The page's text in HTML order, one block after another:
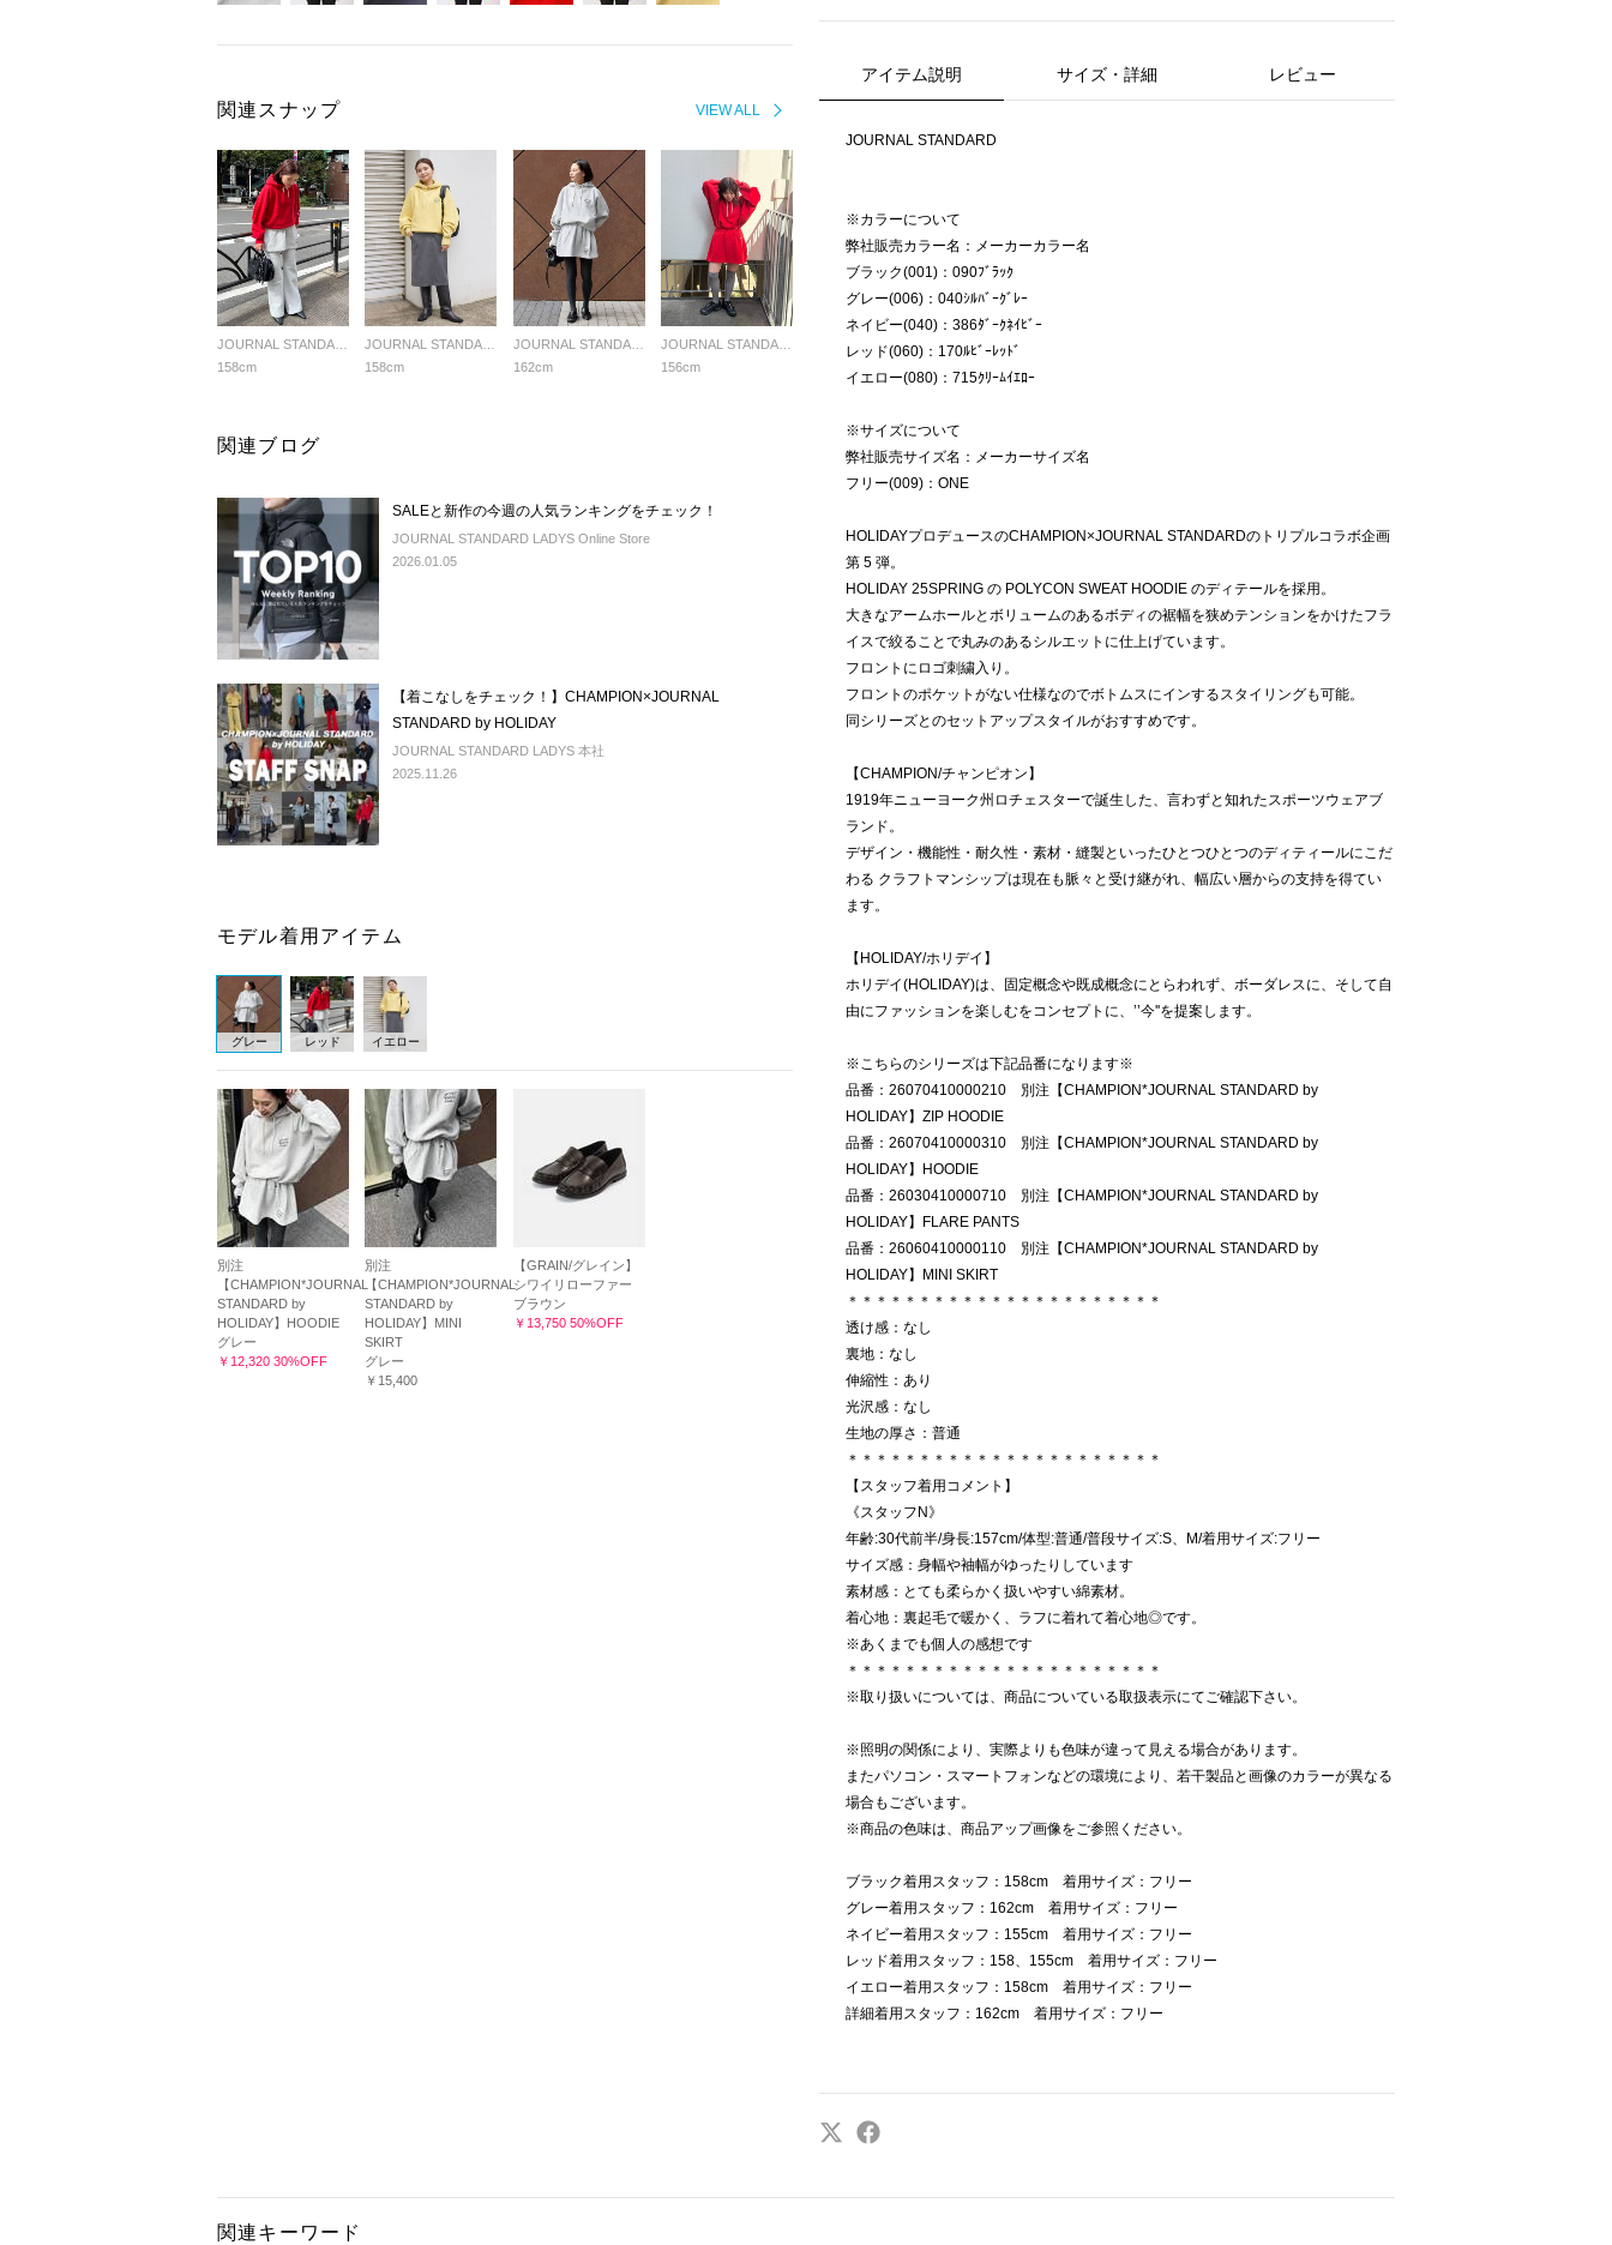
VIEW ALL
関連スナップ
158cm
158cm
JOURNAL STANDARD LADYS
162cm
JOURNAL STANDARD LADYS
156cm
関連ブログ
SALEと新作の今週の人気ランキングをチェック！
JOURNAL STANDARD LADYS Online Store
2026.01.05
【着こなしをチェック！】CHAMPION×JOURNAL
STANDARD by HOLIDAY
JOURNAL STANDARD LADYS 本社
2025.11.26
モデル着用アイテム
グレー レッド イエロー
別注
【CHAMPION*JOURNAL
STANDARD by
HOLIDAY】HOODIE
グレー
￥12,320 30%OFF
別注
【CHAMPION*JOURNAL
STANDARD by
HOLIDAY】MINI
SKIRT
グレー
￥15,400
【GRAIN/グレイン】
シワイリローファー
ブラウン
￥13,750 50%OFF
アイテム説明 サイズ・詳細 レビュー
JOURNAL STANDARD
※カラーについて
弊社販売カラー名：メーカーカラー名
ブラック(001)：090ﾌﾞﾗｯｸ
グレー(006)：040ｼﾙﾊﾞｰｸﾞﾚｰ
ネイビー(040)：386ﾀﾞｰｸﾈｲﾋﾞｰ
レッド(060)：170ﾙﾋﾞｰﾚｯﾄﾞ
イエロー(080)：715ｸﾘｰﾑｲｴﾛｰ
※サイズについて
弊社販売サイズ名：メーカーサイズ名
フリー(009)：ONE
HOLIDAYプロデュースのCHAMPION×JOURNAL STANDARDのトリプルコラボ企画
第 5 弾。
HOLIDAY 25SPRING の POLYCON SWEAT HOODIE のディテールを採用。
大きなアームホールとボリュームのあるボディの裾幅を狭めテンションをかけたフラ
イスで絞ることで丸みのあるシルエットに仕上げています。
フロントにロゴ刺繍入り。
フロントのポケットがない仕様なのでボトムスにインするスタイリングも可能。
同シリーズとのセットアップスタイルがおすすめです。
【CHAMPION/チャンピオン】
1919年ニューヨーク州ロチェスターで誕生した、言わずと知れたスポーツウェアブ
ランド。
デザイン・機能性・耐久性・素材・縫製といったひとつひとつのディティールにこだ
わる クラフトマンシップは現在も脈々と受け継がれ、幅広い層からの支持を得てい
ます。
【HOLIDAY/ホリデイ】
ホリデイ(HOLIDAY)は、固定概念や既成概念にとらわれず、ボーダレスに、そして自
由にファッションを楽しむをコンセプトに、’’今''を提案します。
※こちらのシリーズは下記品番になります※
品番：26070410000210 別注【CHAMPION*JOURNAL STANDARD by
HOLIDAY】ZIP HOODIE
品番：26070410000310 別注【CHAMPION*JOURNAL STANDARD by
HOLIDAY】HOODIE
品番：26030410000710 別注【CHAMPION*JOURNAL STANDARD by
HOLIDAY】FLARE PANTS
品番：26060410000110 別注【CHAMPION*JOURNAL STANDARD by
HOLIDAY】MINI SKIRT
＊＊＊＊＊＊＊＊＊＊＊＊＊＊＊＊＊＊＊＊＊＊
透け感：なし
裏地：なし
伸縮性：あり
光沢感：なし
生地の厚さ：普通
＊＊＊＊＊＊＊＊＊＊＊＊＊＊＊＊＊＊＊＊＊＊
【スタッフ着用コメント】
《スタッフN》
年齢:30代前半/身長:157cm/体型:普通/普段サイズ:S、M/着用サイズ:フリー
サイズ感：身幅や袖幅がゆったりしています
素材感：とても柔らかく扱いやすい綿素材。
着心地：裏起毛で暖かく、ラフに着れて着心地◎です。
※あくまでも個人の感想です
＊＊＊＊＊＊＊＊＊＊＊＊＊＊＊＊＊＊＊＊＊＊
※取り扱いについては、商品についている取扱表示にてご確認下さい。
※照明の関係により、実際よりも色味が違って見える場合があります。
またパソコン・スマートフォンなどの環境により、若干製品と画像のカラーが異なる
場合もございます。
※商品の色味は、商品アップ画像をご参照ください。
ブラック着用スタッフ：158cm 着用サイズ：フリー
グレー着用スタッフ：162cm 着用サイズ：フリー
ネイビー着用スタッフ：155cm 着用サイズ：フリー
レッド着用スタッフ：158、155cm 着用サイズ：フリー
イエロー着用スタッフ：158cm 着用サイズ：フリー
詳細着用スタッフ：162cm 着用サイズ：フリー
関連キーワード